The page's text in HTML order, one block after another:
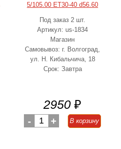
5/105.00 ET30-40 d56.60
Под заказ 2 шт.
Артикул: us-1834
Магазин
Самовывоз: г. Волгоград,
ул. Н. Кибальчича, 18
Срок: Завтра
2950 ₽
- 1 + В корзину